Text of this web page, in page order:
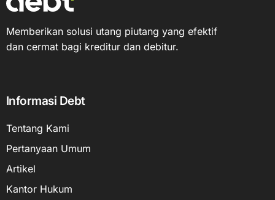
Memberikan solusi utang piutang yang efektif
dan cermat bagi kreditur dan debitur.
Informasi Debt
Tentang Kami
Pertanyaan Umum
Artikel
Kantor Hukum